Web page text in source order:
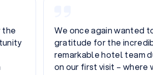
your
Bardzo polecam,
Katowicach obiekt
obsługa, świetna